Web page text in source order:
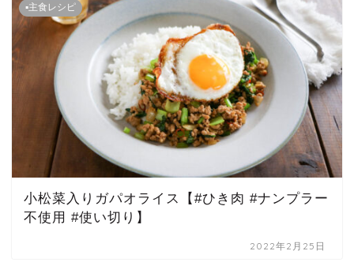
▪主食レシピ
小松菜入りガパオライス【#ひき肉 #ナンプラー
不使用 #使い切り】
2022年2月25日